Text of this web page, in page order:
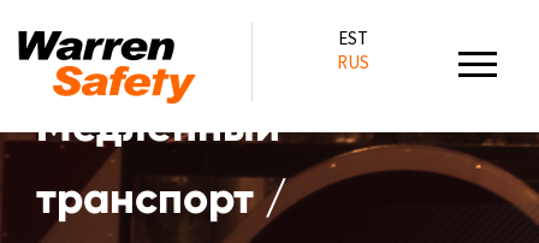
EST
RUS
Медленный
транспорт /